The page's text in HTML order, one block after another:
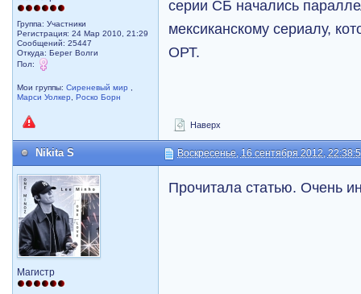
Группа: Участники
Регистрация: 24 Мар 2010, 21:29
Сообщений: 25447
Откуда: Берег Волги
Пол:
Мои группы:Сиреневый мир
Марси Уолкер
,Роско Борн
серии СБ начались
мексиканскому сериалу,
ОРТ.
Наверх
Nikita S Воскресенье, 16 сентября 2012,
Магистр
Прочитала статью. Очень